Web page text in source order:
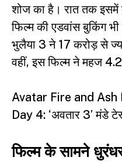
शोज का है। रात तक इसमें
फिल्म की एडवांस बुकिंग
भुलैया 3 ने 17 करोड़ से
वहीं, इस फिल्म ने महज
Avatar Fire and
Day 4: ‘अवतार 3’ मंडे
फिल्म के सामने